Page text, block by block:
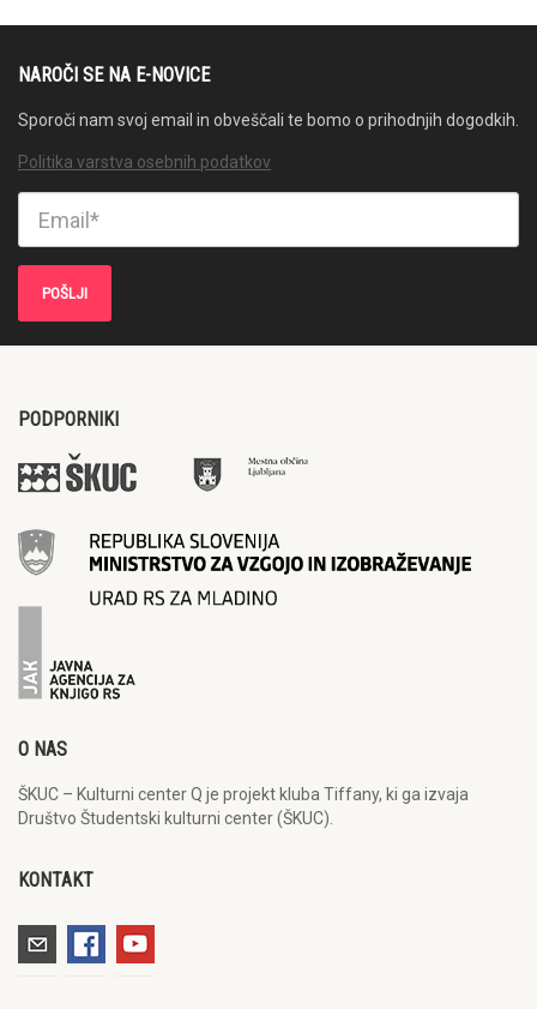
NAROČI SE NA E-NOVICE
Sporoči nam svoj email in obveščali te bomo o prihodnjih dogodkih.
Politika varstva osebnih podatkov
PODPORNIKI
O NAS
ŠKUC – Kulturni center Q je projekt kluba Tiffany, ki ga izvaja
Društvo Študentski kulturni center (ŠKUC).
KONTAKT